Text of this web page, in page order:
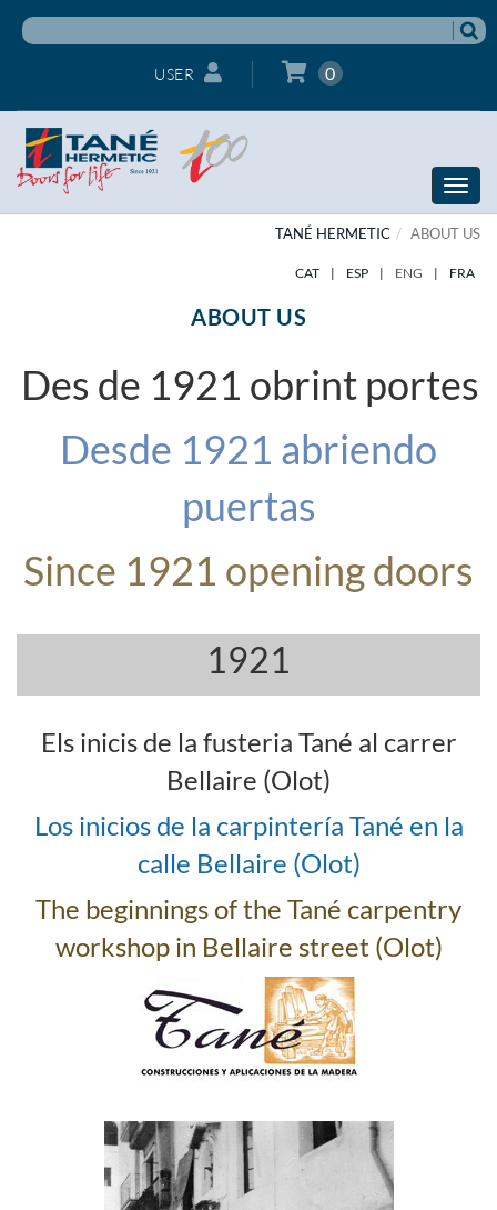
USER 0
Toggle
TANÉ HERMETIC
ABOUT US
CAT | ESP | ENG | FRA
ABOUT US
Des de 1921 obrint portes
Desde 1921 abriendo
puertas
Since 1921 opening doors
1921
Els inicis de la fusteria Tané al carrer
Bellaire (Olot)
Los inicios de la carpintería Tané en la
calle Bellaire (Olot)
The beginnings of the Tané carpentry
workshop in Bellaire street (Olot)